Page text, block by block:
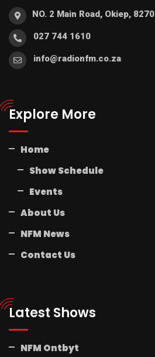
NO. 2 Main Road, Okiep, 8270
027 744 1610
info@radionfm.co.za
Explore More
Home
Show Schedule
Events
About Us
NFM News
Contact Us
Latest Shows
NFM Ontbyt